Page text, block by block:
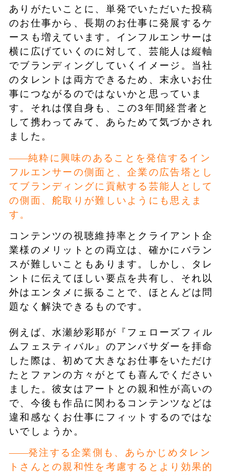
ありがたいことに、単発でいただいた投稿
のお仕事から、長期のお仕事に発展するケ
ースも増えています。インフルエンサーは
横に広げていくのに対して、芸能人は縦軸
でブランディングしていくイメージ。当社
のタレントは両方できるため、末永いお仕
事につながるのではないかと思っていま
す。それは僕自身も、この3年間経営者と
して携わってみて、あらためて気づかされ
ました。
純粋に興味のあることを発信するイン
フルエンサーの側面と、企業の広告塔とし
てブランディングに貢献する芸能人として
の側面、舵取りが難しいようにも思えま
す。
コンテンツの視聴維持率とクライアント企
業様のメリットとの両立は、確かにバラン
スが難しいこともあります。しかし、タレ
ントに伝えてほしい要点を共有し、それ以
外はエンタメに振ることで、ほとんどは問
題なく解決できるものです。
例えば、水瀬紗彩耶が『フェローズフィル
ムフェスティバル』のアンバサダーを拝命
した際は、初めて大きなお仕事をいただけ
たとファンの方々がとても喜んでください
ました。彼女はアートとの親和性が高いの
で、今後も作品に関わるコンテンツなどは
違和感なくお仕事にフィットするのではな
いでしょうか。
発注する企業側も、あらかじめタレン
トさんとの親和性を考慮するとより効果的